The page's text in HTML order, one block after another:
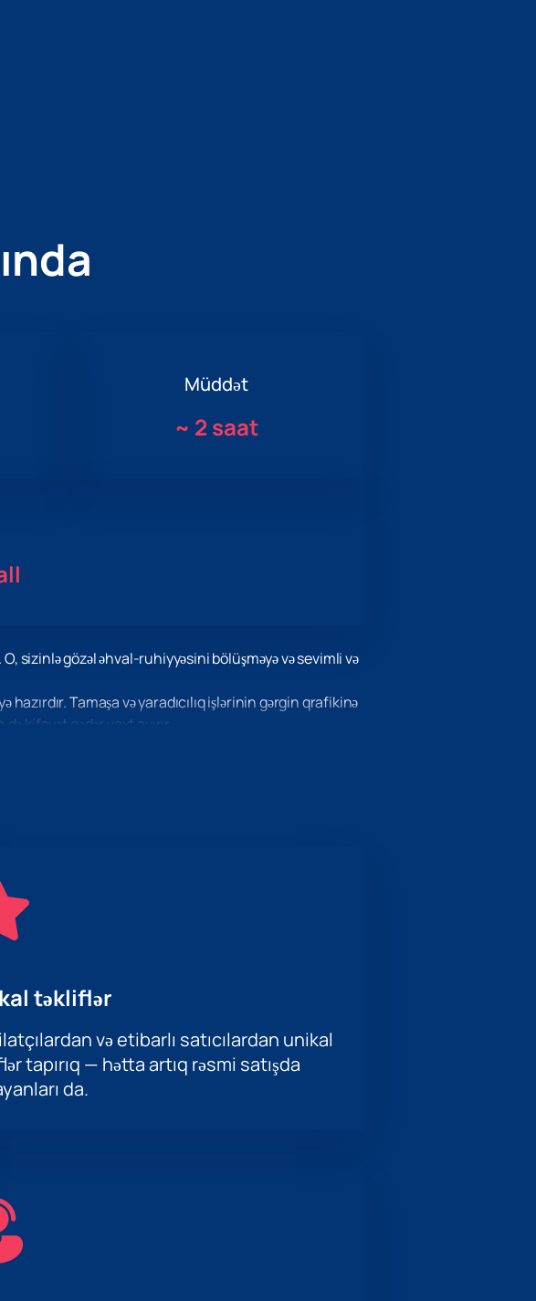
Müddət
~ 2 saat
sizinlə gözəl əhval-ruhiyyəsini bölüşməyə və sevimli və
Tamaşa və yaradıcılıq işlərinin gərgin qrafikinə
kifayət qədər vaxt ayırır.
və uzun müddət yüksək əhval-ruhiyyə təmin edilir!
təkliflər
və etibarlı satıcılardan unikal
tapırıq — hətta artıq rəsmi satışda
da.